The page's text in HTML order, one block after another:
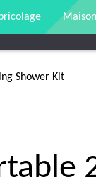
Maison
Shower Kit